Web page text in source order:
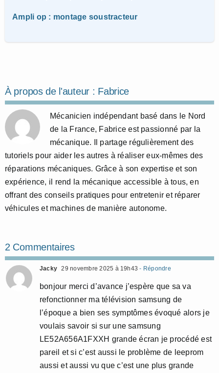
Ampli op : montage soustracteur
À propos de l'auteur : Fabrice
Mécanicien indépendant basé dans le Nord
de la France, Fabrice est passionné par la
mécanique. Il partage régulièrement des
tutoriels pour aider les autres à réaliser eux-mêmes des
réparations mécaniques. Grâce à son expertise et son
expérience, il rend la mécanique accessible à tous, en
offrant des conseils pratiques pour entretenir et réparer
véhicules et machines de manière autonome.
2 Commentaires
Jacky 29 novembre 2025 à 19h43 - Répondre
bonjour merci d’avance j’espère que sa va
refonctionner ma télévision samsung de
l’époque a bien ses symptômes évoqué alors je
voulais savoir si sur une samsung
LE52A656A1FXXH grande écran je procédé est
pareil et si c’est aussi le problème de leeprom
aussi et aussi vu que c’est une plus grande